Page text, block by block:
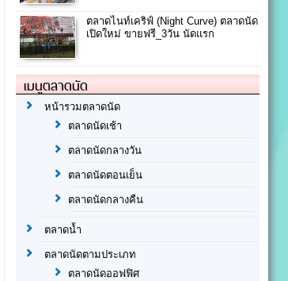
ตลาดไนท์เคริฟ์ (Night Curve) ตลาดนัด
เปิดใหม่ ขายฟรี_3วัน นัดแรก
เมนูตลาดนัด
หน้ารวมตลาดนัด
ตลาดนัดเช้า
ตลาดนัดกลางวัน
ตลาดนัดตอนเย็น
ตลาดนัดกลางคืน
ตลาดน้ำ
ตลาดนัดตามประเภท
ตลาดนัดออฟฟิศ